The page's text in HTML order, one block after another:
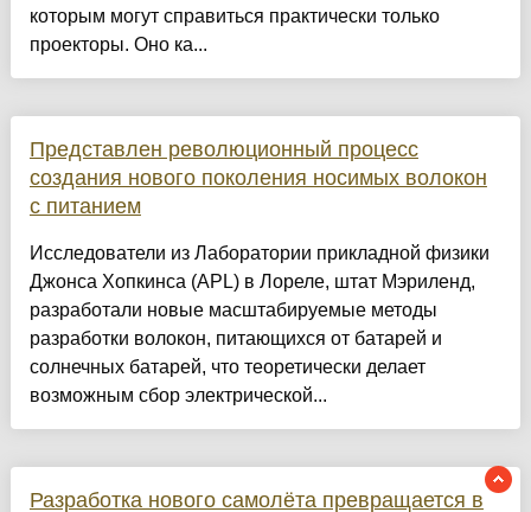
которым могут справиться практически только
проекторы. Оно ка...
Представлен революционный процесс
создания нового поколения носимых волокон
с питанием
Исследователи из Лаборатории прикладной физики
Джонса Хопкинса (APL) в Лореле, штат Мэриленд,
разработали новые масштабируемые методы
разработки волокон, питающихся от батарей и
солнечных батарей, что теоретически делает
возможным сбор электрической...
Разработка нового самолёта превращается в